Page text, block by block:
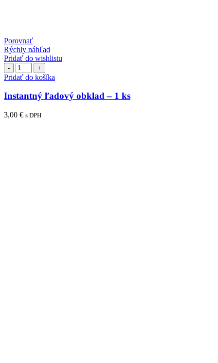
Porovnať
Rýchly náhľad
Pridať do wishlistu
množstvo
Instantný
obklad
–
1
ks
Pridať do košíka
Instantný ľadový obklad – 1 ks
3,00 € s DPH